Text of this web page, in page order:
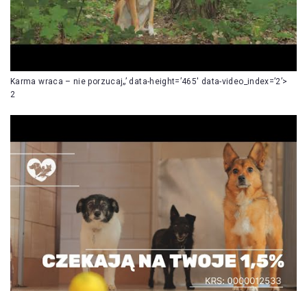
Karma wraca – nie porzucaj„’ data-height=’465′ data-video_index=’2’>
2